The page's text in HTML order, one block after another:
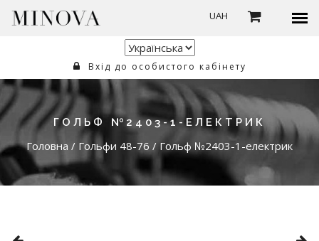
UAH
Вхід до особистого кабінету
ГОЛЬФ №2403-1-ЕЛЕКТРИК
Головна / Гольфи 48-76 / Гольф №2403-1-електрик